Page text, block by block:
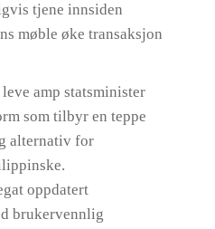
tjene innsiden
møble øke transaksjon
amp statsminister
som tilbyr en teppe
alternativ for
oppdatert
brukervennlig